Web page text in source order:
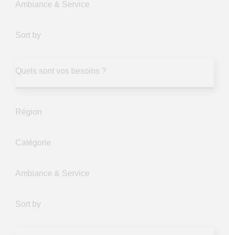
Ambiance & Service
Sort by
Quels sont vos besoins ?
Région
Catégorie
Ambiance & Service
Sort by